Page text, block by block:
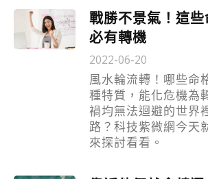
戰勝不景氣！這
必有轉機
2022-06-20
風水輪流轉！哪些命
種特質，能化危機為
禍均無法迴避的世界
路？科技紫微網今天
來探討看看。